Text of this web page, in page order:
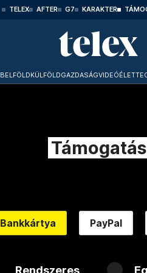
TELEX AFTER G7 KARAKTER
BELFÖLDKÜLFÖLDGAZDASÁGVIDEÓÉLET
Támogatás
Bankkártya PayPal
Rendszeres